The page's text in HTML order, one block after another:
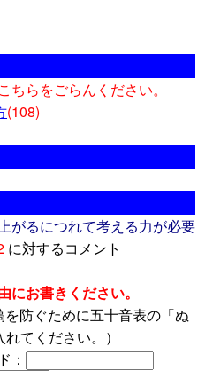
らをごらんください。
(108)
るにつれて考える力が必要
に対するコメント
お書きください。
を防ぐために五十音表の「ぬ
てください。）
：